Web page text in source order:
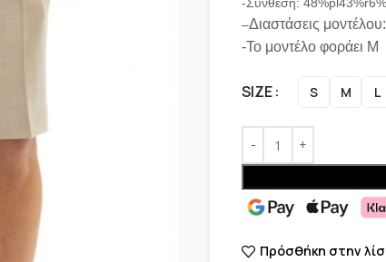
–Διαστάσεις
-Το μοντέλο φοράει M
SIZE S M L
Πρόσθήκη στην